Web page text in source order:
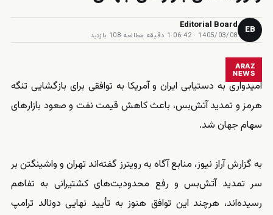
EB
Editorial Board
1405/03/08 · 06:42
·1 دقیقه مطالعه ·108 بازدید
ARAZ
NEWS
امیدواری به دستیابی ایران و آمریکا به توافقی برای بازگشایی تنگه
هرمز و تمدید آتش‌بس، باعث کاهش قیمت نفت و صعود بازارهای
سهام جهان شد.
به گزارش آراز نیوز، منابع آگاه به رویترز گفته‌اند تهران و واشینگتن بر
سر تمدید آتش‌بس و رفع محدودیت‌های کشتیرانی به تفاهم
رسیده‌اند، هرچند این توافق هنوز به تأیید نهایی دونالد ترامپ